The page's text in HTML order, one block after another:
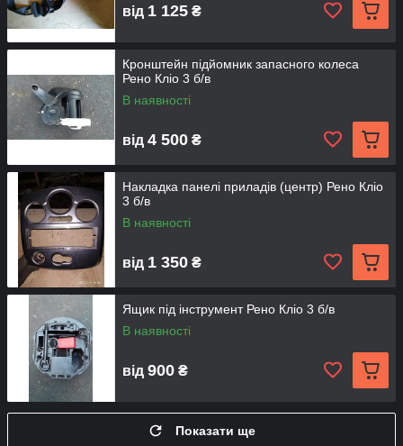
від 1 125 ₴
Кронштейн підйомник запасного колеса
Рено Кліо 3 б/в
В наявності
від 4 500 ₴
Накладка панелі приладів (центр) Рено Кліо
3 б/в
В наявності
від 1 350 ₴
Ящик під інструмент Рено Кліо 3 б/в
В наявності
від 900 ₴
Показати ще